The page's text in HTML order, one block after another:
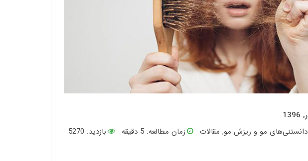
دانستنی‌های مو و ریزش مو, مقالات زمان مطالعه: 5 دقیقه بازدید: 5270